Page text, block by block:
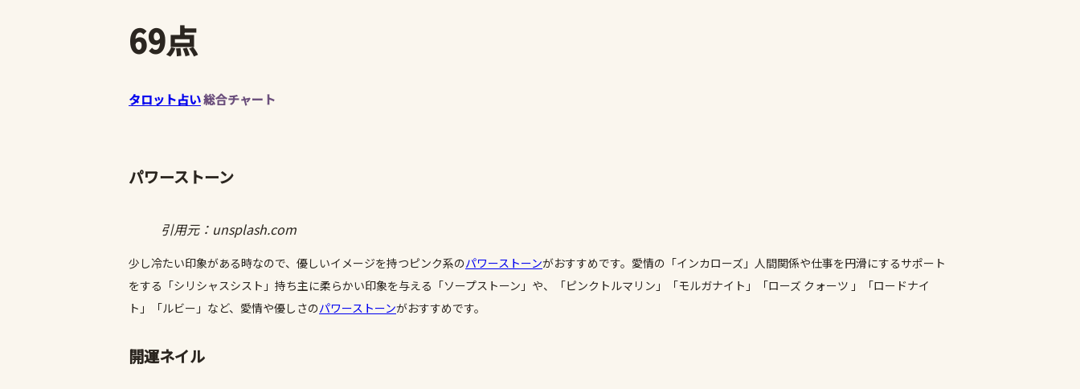
69点
タロット占い総合チャート
パワーストーン
引用元：unsplash.com
少し冷たい印象がある時なので、優しいイメージを持つピンク系のパワーストーンがおすすめです。愛情の「インカローズ」人間関係や仕事を円滑にするサポート
をする「シリシャスシスト」持ち主に柔らかい印象を与える「ソープストーン」や、「ピンクトルマリン」「モルガナイト」「ローズ クォーツ 」「ロードナイ
ト」「ルビー」など、愛情や優しさのパワーストーンがおすすめです。
開運ネイル